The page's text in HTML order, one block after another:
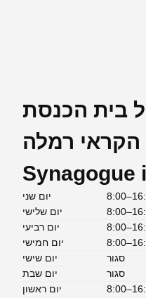
בית הכנסת
הקראי רמלה - The Karaite
Synagogue
יום שני
יום שלישי
יום רביעי
יום חמישי
יום שישי
סגור
יום שבת
סגור
יום ראשון